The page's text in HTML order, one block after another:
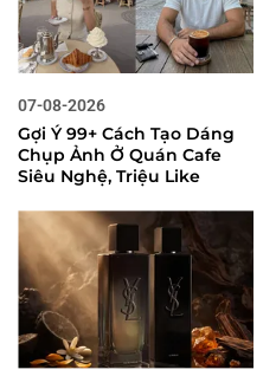
07-08-2026
Gợi Ý 99+ Cách Tạo Dáng
Chụp Ảnh Ở Quán Cafe
Siêu Nghệ, Triệu Like